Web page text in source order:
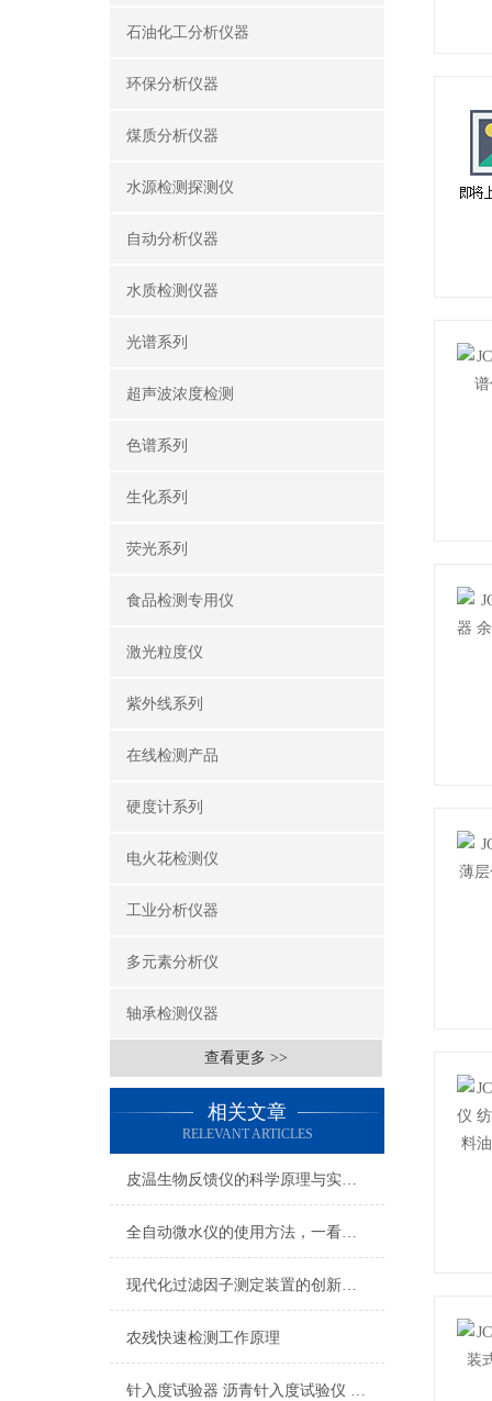
石油化工分析仪器
环保分析仪器
煤质分析仪器
水源检测探测仪
自动分析仪器
水质检测仪器
光谱系列
超声波浓度检测
色谱系列
生化系列
荧光系列
食品检测专用仪
激光粒度仪
紫外线系列
在线检测产品
硬度计系列
电火花检测仪
工业分析仪器
多元素分析仪
轴承检测仪器
查看更多 >>
相关文章
RELEVANT ARTICLES
皮温生物反馈仪的科学原理与实际应用
全自动微水仪的使用方法，一看就会
现代化过滤因子测定装置的创新与应用
农残快速检测工作原理
针入度试验器 沥青针入度试验仪 润滑脂（或石油脂）锥入度试验器